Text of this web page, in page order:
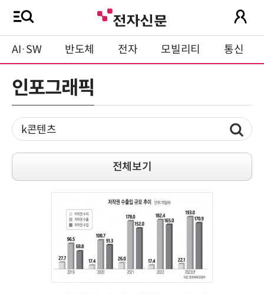
AI·SW 반도체 전자 모빌리티 통신
인포그래픽
전체보기